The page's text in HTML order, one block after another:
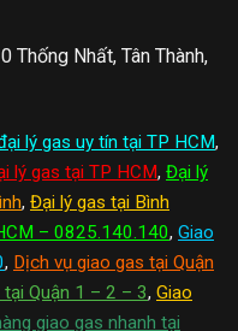
Thống Nhất, Tân Thành,
lý gas uy tín tại TP HCM,
lý gas tại TP HCM, Đại lý
, Đại lý gas tại Bình
– 0825.140.140, Giao
, Dịch vụ giao gas tại Quận
Quận 1 – 2 – 3, Giao
giao gas nhanh tại